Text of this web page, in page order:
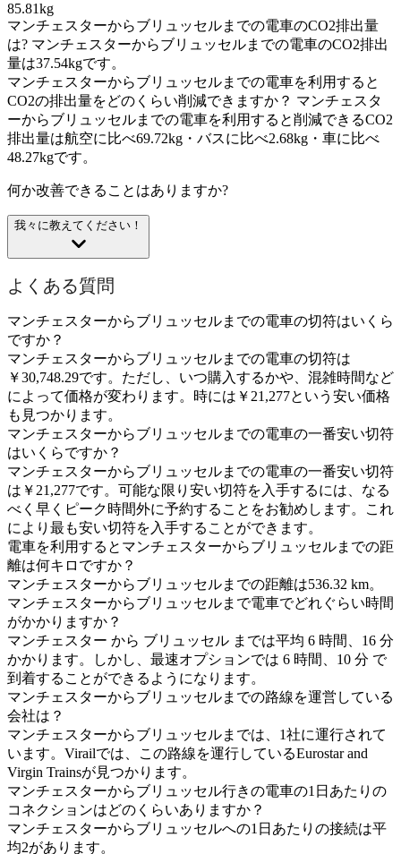
85.81kg
マンチェスターからブリュッセルまでの電車のCO2排出量
は? マンチェスターからブリュッセルまでの電車のCO2排出
量は37.54kgです。
マンチェスターからブリュッセルまでの電車を利用すると
CO2の排出量をどのくらい削減できますか？ マンチェスタ
ーからブリュッセルまでの電車を利用すると削減できるCO2
排出量は航空に比べ69.72kg・バスに比べ2.68kg・車に比べ
48.27kgです。
何か改善できることはありますか?
我々に教えてください！
よくある質問
マンチェスターからブリュッセルまでの電車の切符はいくら
ですか？
マンチェスターからブリュッセルまでの電車の切符は
￥30,748.29です。ただし、いつ購入するかや、混雑時間など
によって価格が変わります。時には￥21,277という安い価格
も見つかります。
マンチェスターからブリュッセルまでの電車の一番安い切符
はいくらですか？
マンチェスターからブリュッセルまでの電車の一番安い切符
は￥21,277です。可能な限り安い切符を入手するには、なる
べく早くピーク時間外に予約することをお勧めします。これ
により最も安い切符を入手することができます。
電車を利用するとマンチェスターからブリュッセルまでの距
離は何キロですか？
マンチェスターからブリュッセルまでの距離は536.32 km。
マンチェスターからブリュッセルまで電車でどれぐらい時間
がかかりますか？
マンチェスター から ブリュッセル までは平均 6 時間、16 分
かかります。しかし、最速オプションでは 6 時間、10 分 で
到着することができるようになります。
マンチェスターからブリュッセルまでの路線を運営している
会社は？
マンチェスターからブリュッセルまでは、1社に運行されて
います。Virailでは、この路線を運行しているEurostar and
Virgin Trainsが見つかります。
マンチェスターからブリュッセル行きの電車の1日あたりの
コネクションはどのくらいありますか？
マンチェスターからブリュッセルへの1日あたりの接続は平
均2があります。